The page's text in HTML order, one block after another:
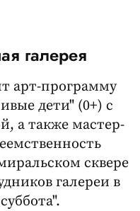
галерея
арт-программу
дети" (0+) с
а также мастер-
сквере
галереи в